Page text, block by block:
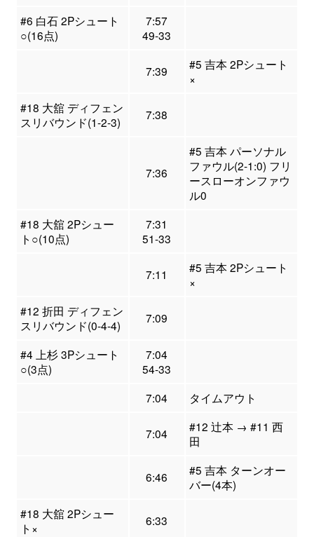
#6 白石 2Pシュート
○(16点)
7:57
49-33
7:39
#5 吉本 2Pシュート
×
#18 大舘 ディフェン
スリバウンド(1-2-3)
7:38
7:36
#5 吉本 パーソナル
ファウル(2-1:0) フリ
ースローオンファウ
ル0
#18 大舘 2Pシュー
ト○(10点)
7:31
51-33
7:11
#5 吉本 2Pシュート
×
#12 折田 ディフェン
スリバウンド(0-4-4)
7:09
#4 上杉 3Pシュート
○(3点)
7:04
54-33
7:04
タイムアウト
7:04
#12 辻本 → #11 西
田
6:46
#5 吉本 ターンオー
バー(4本)
#18 大舘 2Pシュー
ト×
6:33